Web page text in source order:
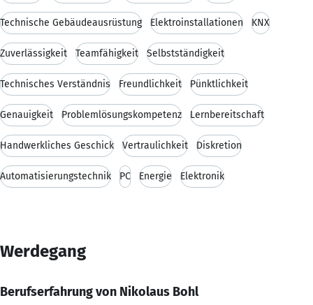
Technische Gebäudeausrüstung Elektroinstallationen KNX
Zuverlässigkeit Teamfähigkeit Selbstständigkeit
Technisches Verständnis Freundlichkeit Pünktlichkeit
Genauigkeit Problemlösungskompetenz Lernbereitschaft
Handwerkliches Geschick Vertraulichkeit Diskretion
Automatisierungstechnik PC Energie Elektronik
Werdegang
Berufserfahrung von Nikolaus Bohl